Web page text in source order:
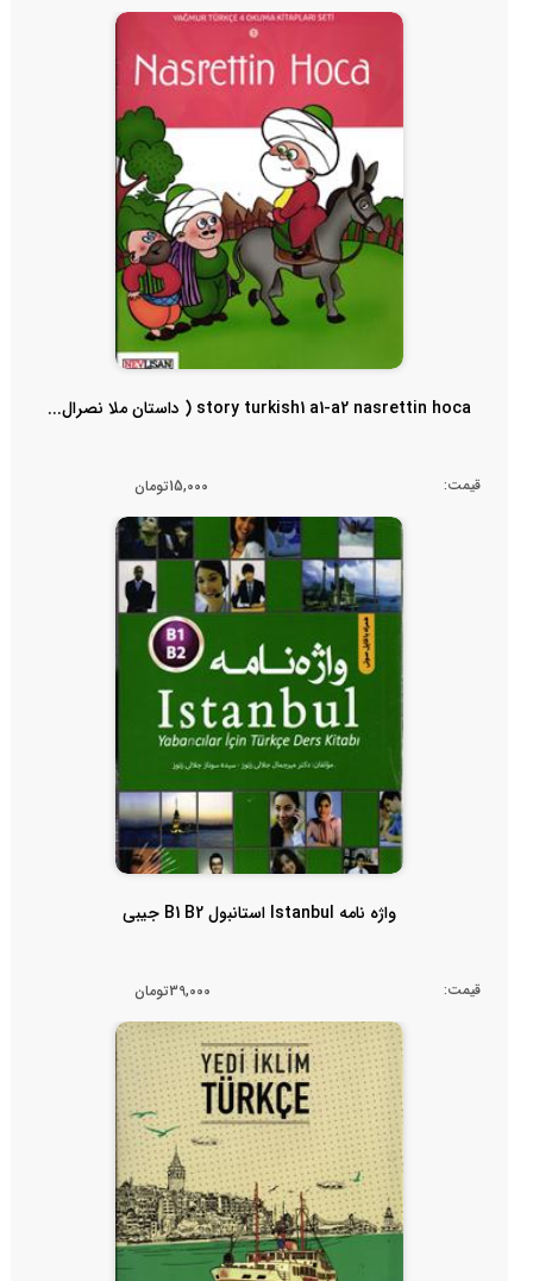
story turkish1 a1-a2 nasrettin hoca ( داستان ملا نصرال...
قیمت: 15,000تومان
واژه نامه Istanbul استانبول B1 B2 جیبی
قیمت: 39,000تومان